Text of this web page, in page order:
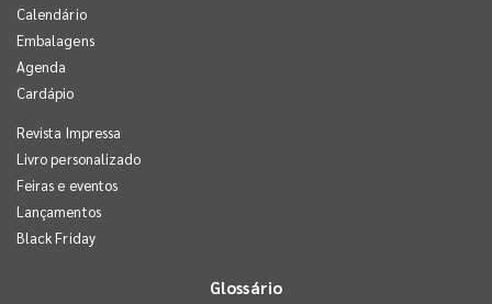
Calendário
Embalagens
Agenda
Cardápio
Revista Impressa
Livro personalizado
Feiras e eventos
Lançamentos
Black Friday
Glossário